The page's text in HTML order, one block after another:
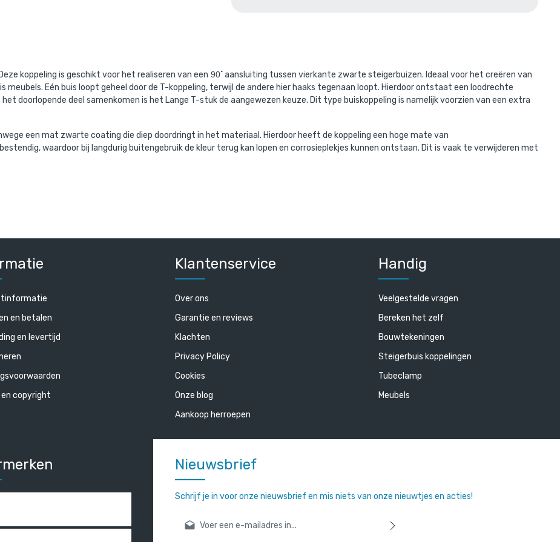
Deze koppeling is geschikt voor het realiseren van een 90˚ aansluiting tussen vierkante zwarte steigerbuizen. Ideaal voor het creëren van
Eén buis loopt geheel door de T-koppeling, terwijl de andere hier haaks tegenaan loopt. Hierdoor ontstaat een loodrechte
doorlopende deel samenkomen is het Lange T-stuk de aangewezen keuze. Dit type buiskoppeling is namelijk voorzien van een extra
een mat zwarte coating die diep doordringt in het materiaal. Hierdoor heeft de koppeling een hoge mate van
waardoor bij langdurig buitengebruik de kleur terug kan lopen en corrosieplekjes kunnen ontstaan. Dit is vaak te verwijderen met
product wordt vaak gecombineerd met:
BTW/ per meter
Nieuwsbrief
Schrijf je in voor onze nieuwsbrief en mis niets van onze nieuwtjes en acties!
E-mailadres*
en betalen
en levertijd
en copyright
Klantenservice
Over ons
Garantie en reviews
Klachten
Privacy Policy
Cookies
Onze blog
Aankoop herroepen
Handig
Veelgestelde vragen
Bereken het zelf
Bouwtekeningen
Steigerbuis koppelingen
Tubeclamp
Meubels